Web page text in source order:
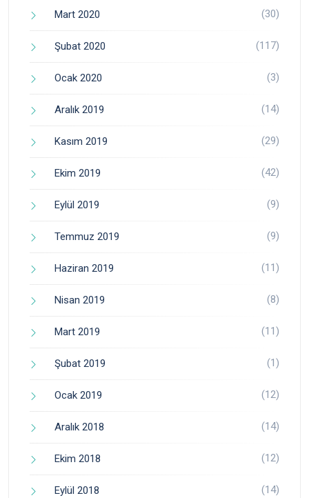
Mart 2020 (30)
Şubat 2020 (117)
Ocak 2020 (3)
Aralık 2019 (14)
Kasım 2019 (29)
Ekim 2019 (42)
Eylül 2019 (9)
Temmuz 2019 (9)
Haziran 2019 (11)
Nisan 2019 (8)
Mart 2019 (11)
Şubat 2019 (1)
Ocak 2019 (12)
Aralık 2018 (14)
Ekim 2018 (12)
Eylül 2018 (14)